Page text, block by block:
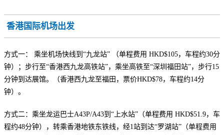
香港国际机场出发
方式一： 乘坐机场快线到“九龙站” （单程费用 HKD$105，车程约30分
钟）；步行至“香港西九龙高铁站”，乘坐高铁至“深圳福田站”，步行15
分钟到达展馆。（香港西九龙至福田，票价HKD$78，车程约14分
钟）。
方式二：乘坐龙运巴士A43P/A43到“上水站”（单程费用 HKD$51.9，车
程约48分钟），转乘香港地铁东铁线，经1站到达“罗湖站”（单程费用